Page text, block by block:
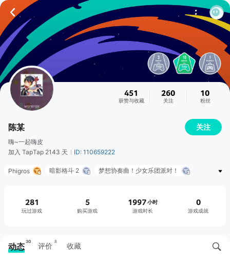
451
获赞与收藏
260
关注
10
粉丝
陈某 关注
嗨~一起嗨皮
加入 TapTap 2143 天
ID: 110659222
Phigros 暗影格斗 2
梦想协奏曲！少女乐团派对！
萌龙进化论(Merge Dragons!)
你已经猜到结局了吗
281
玩过游戏
5
购买游戏
1997小时
游戏时长
0
游戏成就
动态 30 评价 8 收藏